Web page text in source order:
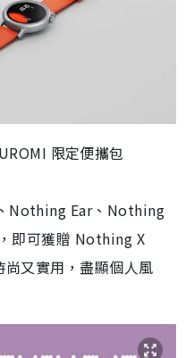
限定便攜包
Nothing Ear、Nothing
即可獲贈 Nothing X
又實用，盡顯個人風